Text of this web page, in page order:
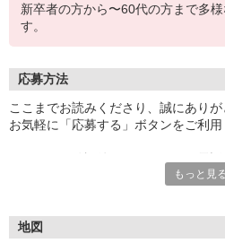
新卒者の方から〜60代の方まで多
す。
応募方法
ここまでお読みくださり、誠にありが
お気軽に「応募する」ボタンをご利用
お電話の際は「イーアイデムを見た
もっと見
地図